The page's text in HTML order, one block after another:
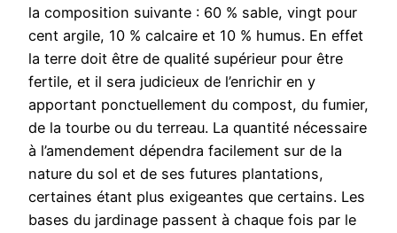
la composition suivante : 60 % sable, vingt pour
cent argile, 10 % calcaire et 10 % humus. En effet
la terre doit être de qualité supérieur pour être
fertile, et il sera judicieux de l’enrichir en y
apportant ponctuellement du compost, du fumier,
de la tourbe ou du terreau. La quantité nécessaire
à l’amendement dépendra facilement sur de la
nature du sol et de ses futures plantations,
certaines étant plus exigeantes que certains. Les
bases du jardinage passent à chaque fois par le